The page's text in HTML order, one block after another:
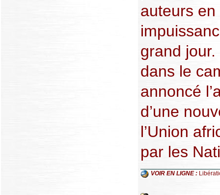
auteurs en
grand jour.
dans le
annoncé
d’une
l’Union
par les
VOIR EN LIGNE :